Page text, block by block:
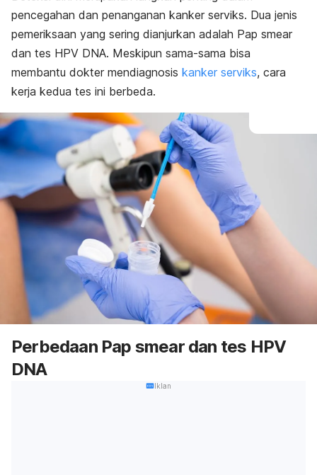
pencegahan dan penanganan kanker serviks. Dua jenis
pemeriksaan yang sering dianjurkan adalah Pap smear
dan tes HPV DNA. Meskipun sama-sama bisa
membantu dokter mendiagnosis kanker serviks, cara
kerja kedua tes ini berbeda.
Perbedaan Pap smeardan tes HPV
DNA
Iklan